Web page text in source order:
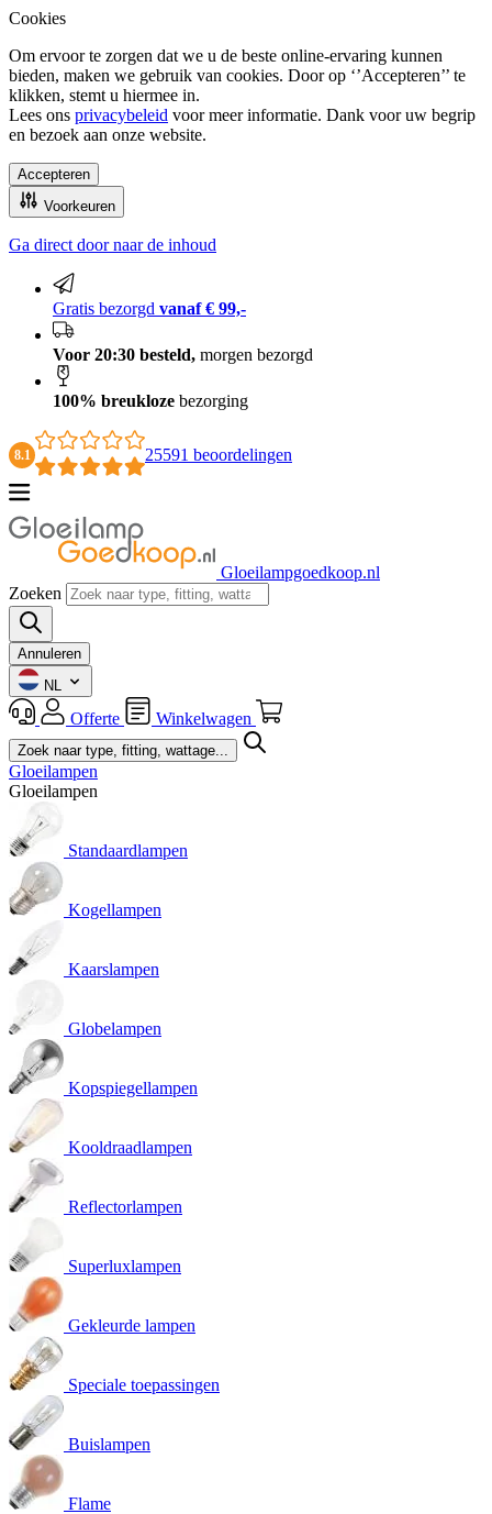
Cookies
Om ervoor te zorgen dat we u de beste online-ervaring kunnen
bieden, maken we gebruik van cookies. Door op ‘’Accepteren’’ te
klikken, stemt u hiermee in.
Lees ons privacybeleid voor meer informatie. Dank voor uw begrip
en bezoek aan onze website.
Accepteren
Voorkeuren
100% breukloze bezorging
Ga direct door naar de inhoud
Gratis bezorgd vanaf € 99,-
Voor 20:30 besteld, morgen bezorgd
100% breukloze bezorging
8.1 25591 beoordelingen
Gloeilampgoedkoop.nl
Zoeken
Annuleren
NL
Offerte Winkelwagen
Gloeilampen
Gloeilampen
Standaardlampen
Kogellampen
Kaarslampen
Globelampen
Kopspiegellampen
Kooldraadlampen
Reflectorlampen
Superluxlampen
Gekleurde lampen
Speciale toepassingen
Buislampen
Flame